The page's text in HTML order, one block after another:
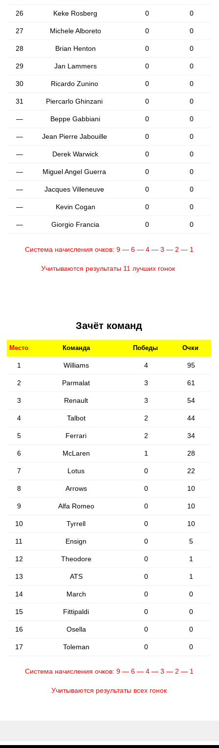
26 Keke Rosberg 0 0
27 Michele Alboreto 0 0
28 Brian Henton 0 0
29 Jan Lammers 0 0
30 Ricardo Zunino 0 0
31 Piercarlo Ghinzani 0 0
— Beppe Gabbiani 0 0
— Jean Pierre Jabouille 0 0
— Derek Warwick 0 0
— Miguel Angel Guerra 0 0
— Jacques Villeneuve 0 0
— Kevin Cogan 0 0
— Giorgio Francia 0 0
Система начисления очков: 9 — 6 — 4 — 3 — 2 — 1
Учитываются результаты 11 лучших гонок
Зачёт команд
Место Команда Победы Очки
1 Williams 4 95
2 Parmalat 3 61
3 Renault 3 54
4 Talbot 2 44
5 Ferrari 2 34
6 McLaren 1 28
7 Lotus 0 22
8 Arrows 0 10
9 Alfa Romeo 0 10
10 Tyrrell 0 10
11 Ensign 0 5
12 Theodore 0 1
13 ATS 0 1
14 March 0 0
15 Fittipaldi 0 0
16 Osella 0 0
17 Toleman 0 0
Система начисления очков: 9 — 6 — 4 — 3 — 2 — 1
Учитываются результаты всех гонок